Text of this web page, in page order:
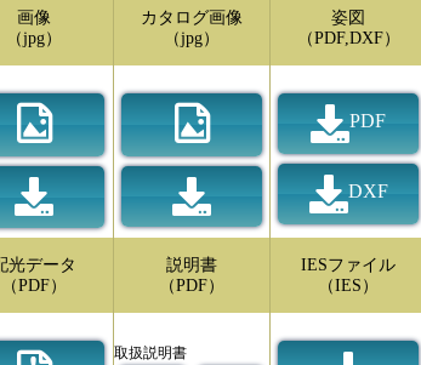
画像
（jpg）
カタログ画像
（jpg）
姿図
（PDF,DXF）
PDF
DXF
光データ
（PDF）
説明書
（PDF）
取扱説明書
IESファイル
（IES）